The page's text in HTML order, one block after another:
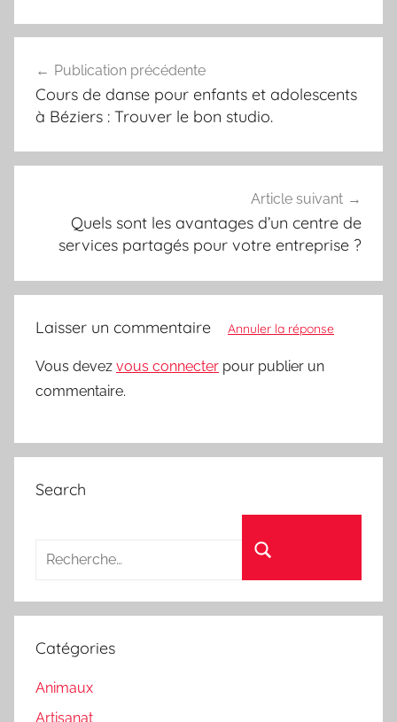
de
l’article
Publication précédente
Cours de danse pour enfants et adolescents
à Béziers : Trouver le bon studio.
Article suivant
Quels sont les avantages d’un centre de
services partagés pour votre entreprise ?
Laisser un commentaire Annuler la réponse
Vous devez vous connecter pour publier un
commentaire.
Search
Catégories
Animaux
Artisanat